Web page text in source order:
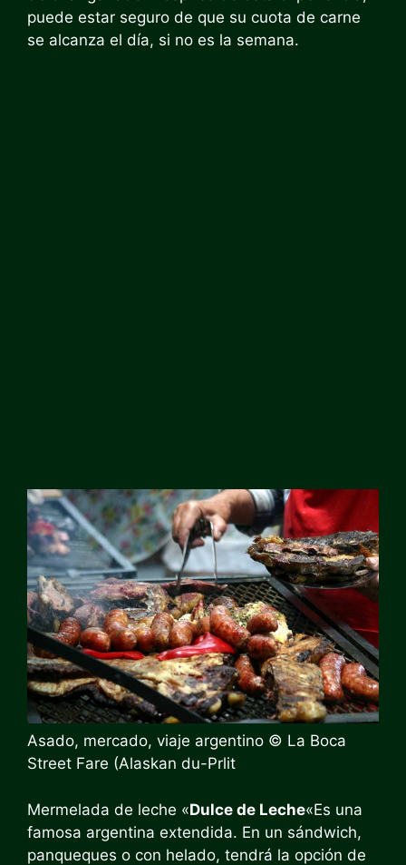
puede estar seguro de que su cuota de carne
se alcanza el día, si no es la semana.
Asado, mercado, viaje argentino © La Boca
Street Fare (Alaskan du-Prlit
Mermelada de leche «Dulce de Leche«Es una
famosa argentina extendida. En un sándwich,
panqueques o con helado, tendrá la opción de